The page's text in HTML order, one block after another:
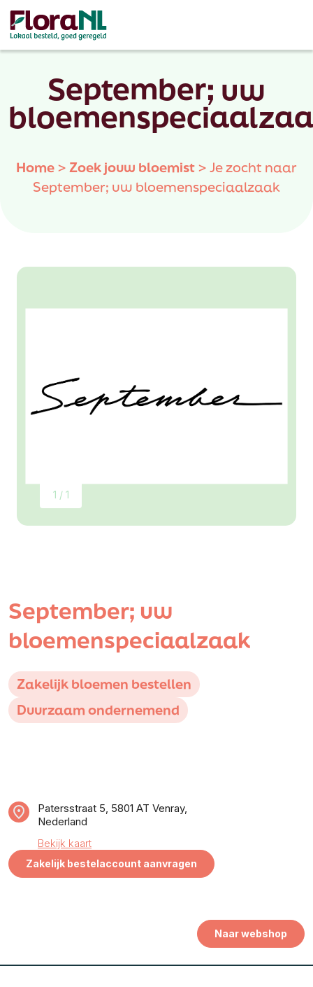
September; uw
Home>Zoek jouw bloemist>Je zocht naar
September; uw bloemenspeciaalzaak
1 / 1
September; uw
bloemenspeciaalzaak
Zakelijk bloemen bestellen
Duurzaam ondernemend
Patersstraat 5, 5801 AT Venray,
Nederland
Bekijk kaart
Zakelijk bestelaccount aanvragen
Naar webshop